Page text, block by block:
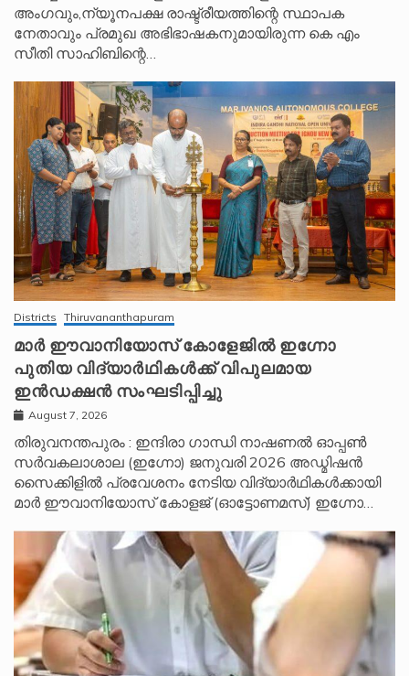
അംഗവും,ന്യൂനപക്ഷ രാഷ്ട്രീയത്തിന്റെ സ്ഥാപക
നേതാവും പ്രമുഖ അഭിഭാഷകനുമായിരുന്ന കെ എം
സീതി സാഹിബിന്റെ…
Districts Thiruvananthapuram
മാർ ഈവാനിയോസ് കോളേജിൽ ഇഗ്നോ
പുതിയ വിദ്യാർഥികൾക്ക് വിപുലമായ
ഇൻഡക്ഷൻ സംഘടിപ്പിച്ചു
August 7, 2026
തിരുവനന്തപുരം : ഇന്ദിരാ ഗാന്ധി നാഷണൽ ഓപ്പൺ
സർവകലാശാല (ഇഗ്നോ) ജനുവരി 2026 അഡ്മിഷൻ
സൈക്കിളിൽ പ്രവേശനം നേടിയ വിദ്യാർഥികൾക്കായി
മാർ ഈവാനിയോസ് കോളജ് (ഓട്ടോണമസ്) ഇഗ്നോ…